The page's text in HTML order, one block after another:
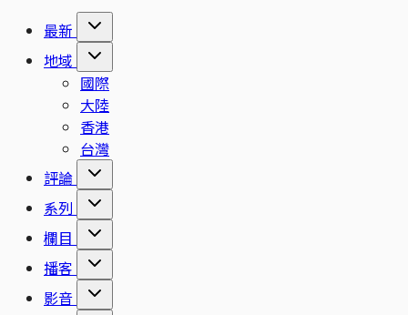
最新
地域
國際
大陸
香港
台灣
評論
系列
欄目
播客
影音